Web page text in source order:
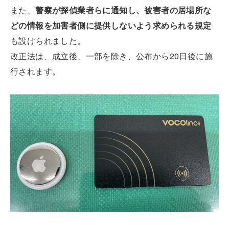
また、警察が探偵業者らに通知し、被害者の居場所な
どの情報を加害者側に提供しないよう求められる規定
も設けられました。
改正法は、成立後、一部を除き、公布から20日後に施
行されます。